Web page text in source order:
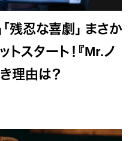
残忍な喜劇」 まさか
スタート！『Mr.ノ
理由は？